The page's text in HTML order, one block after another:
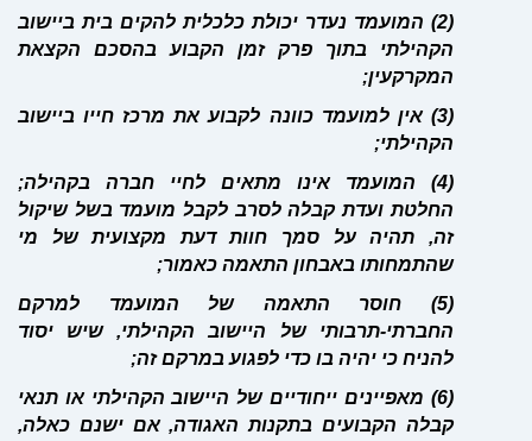
(2) המועמד נעדר יכולת כלכלית להקים בית ביישוב
הקהילתי בתוך פרק זמן הקבוע בהסכם הקצאת
המקרקעין;
(3) אין למועמד כוונה לקבוע את מרכז חייו ביישוב
הקהילתי;
(4) המועמד אינו מתאים לחיי חברה בקהילה;
החלטת ועדת קבלה לסרב לקבל מועמד בשל שיקול
זה, תהיה על סמך חוות דעת מקצועית של מי
שהתמחותו באבחון התאמה כאמור;
(5) חוסר התאמה של המועמד למרקם
החברתי-תרבותי של היישוב הקהילתי, שיש יסוד
להניח כי יהיה בו כדי לפגוע במרקם זה;
(6) מאפיינים ייחודיים של היישוב הקהילתי או תנאי
קבלה הקבועים בתקנות האגודה, אם ישנם כאלה,